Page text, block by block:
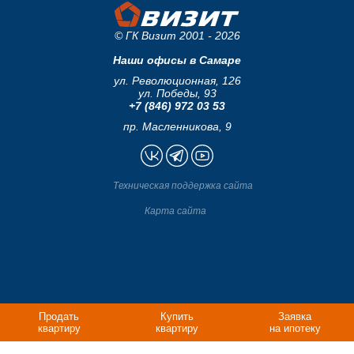
Продать
квартиру
Купить
квартиру
Заявка
на ипотеку
© ГК Визит 2001 - 2026
Наши офисы в Самаре
ул. Революционная, 126
ул. Победы, 93
+7 (846) 972 03 53
пр. Масленникова, 9
Техническая поддержка сайта
Карта сайта